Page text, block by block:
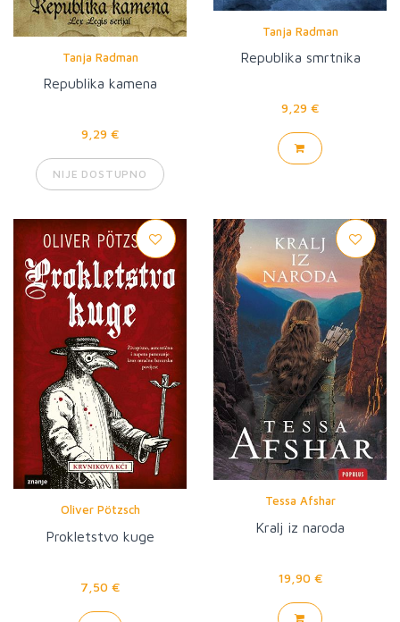
Tanja Radman
Republika kamena
9,29 €
NIJE DOSTUPNO
Tanja Radman
Republika smrtnika
9,29 €
Oliver Pötzsch
Prokletstvo kuge
7,50 €
Tessa Afshar
Kralj iz naroda
19,90 €